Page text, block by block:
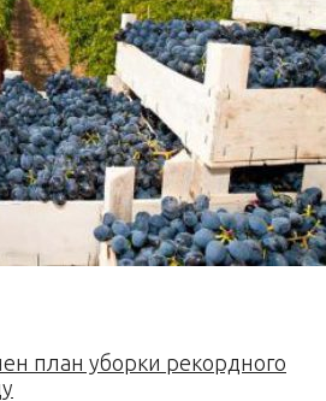
план уборки рекордного